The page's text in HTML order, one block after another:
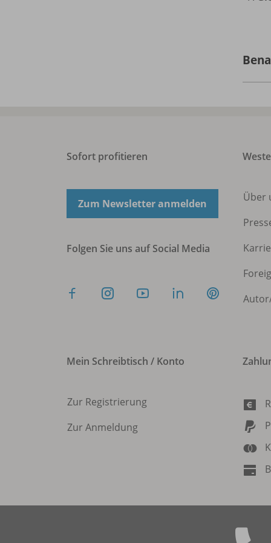
Sofort profitieren
Zum Newsletter anmelden
Folgen Sie uns auf Social Media
Über
Mein Schreibtisch / Konto
Zur Registrierung
Zur Anmeldung